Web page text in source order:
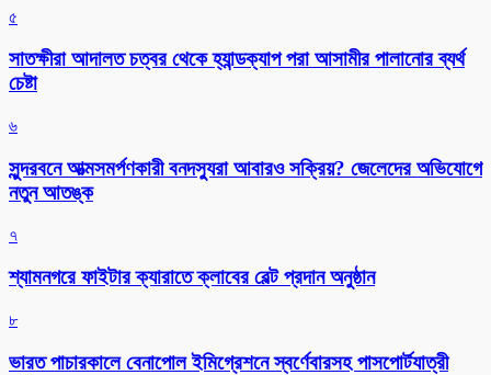
৫
সাতক্ষীরা আদালত চত্বর থেকে হ্যান্ডক্যাপ পরা আসামীর পালানোর ব্যর্থ
চেষ্টা
৬
সুন্দরবনে আত্মসমর্পণকারী বনদস্যুরা আবারও সক্রিয়? জেলেদের অভিযোগে
নতুন আতঙ্ক
৭
শ্যামনগরে ফাইটার ক্যারাতে ক্লাবের বেল্ট প্রদান অনুষ্ঠান
৮
ভারত পাচারকালে বেনাপোল ইমিগ্রেশনে স্বর্ণেবারসহ পাসপোর্টযাত্রী